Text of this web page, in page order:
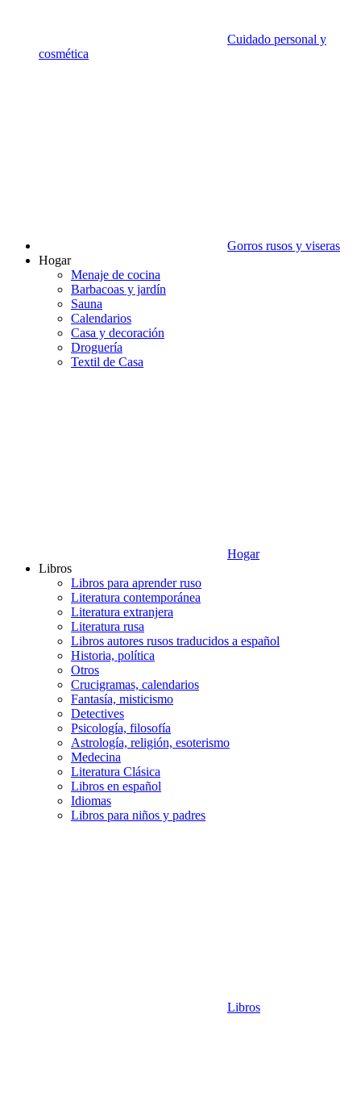
Cuidado personal y
cosmética
Gorros rusos y viseras
Hogar
Menaje de cocina
Barbacoas y jardín
Sauna
Calendarios
Casa y decoración
Droguería
Textil de Casa
Hogar
Libros
Libros para aprender ruso
Literatura contemporánea
Literatura extranjera
Literatura rusa
Libros autores rusos traducidos a español
Historia, política
Otros
Crucigramas, calendarios
Fantasía, misticismo
Detectives
Psicología, filosofía
Astrología, religión, esoterismo
Medecina
Literatura Clásica
Libros en español
Idiomas
Libros para niños y padres
Libros